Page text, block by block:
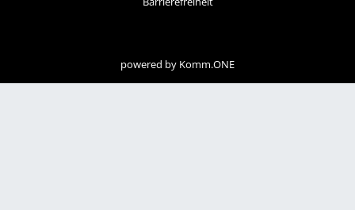
powered by Komm.ONE